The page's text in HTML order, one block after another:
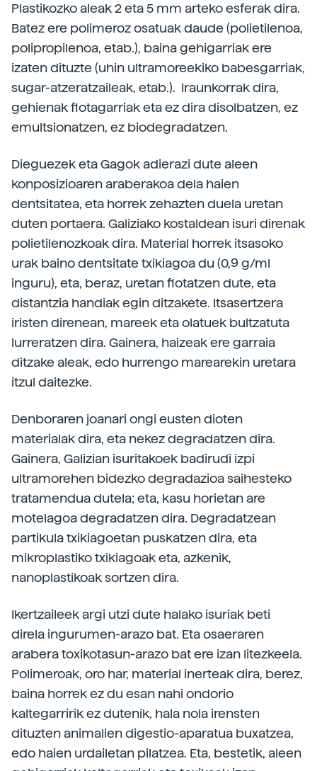
Plastikozko aleak 2 eta 5 mm arteko esferak dira.
Batez ere polimeroz osatuak daude (polietilenoa,
polipropilenoa, etab.), baina gehigarriak ere
izaten dituzte (uhin ultramoreekiko babesgarriak,
sugar-atzeratzaileak, etab.). Iraunkorrak dira,
gehienak flotagarriak eta ez dira disolbatzen, ez
emultsionatzen, ez biodegradatzen.
Dieguezek eta Gagok adierazi dute aleen
konposizioaren araberakoa dela haien
dentsitatea, eta horrek zehazten duela uretan
duten portaera. Galiziako kostaldean isuri direnak
polietilenozkoak dira. Material horrek itsasoko
urak baino dentsitate txikiagoa du (0,9 g/ml
inguru), eta, beraz, uretan flotatzen dute, eta
distantzia handiak egin ditzakete. Itsasertzera
iristen direnean, mareek eta olatuek bultzatuta
lurreratzen dira. Gainera, haizeak ere garraia
ditzake aleak, edo hurrengo marearekin uretara
itzul daitezke.
Denboraren joanari ongi eusten dioten
materialak dira, eta nekez degradatzen dira.
Gainera, Galizian isuritakoek badirudi izpi
ultramorehen bidezko degradazioa saihesteko
tratamendua dutela; eta, kasu horietan are
motelagoa degradatzen dira. Degradatzean
partikula txikiagoetan puskatzen dira, eta
mikroplastiko txikiagoak eta, azkenik,
nanoplastikoak sortzen dira.
Ikertzaileek argi utzi dute halako isuriak beti
direla ingurumen-arazo bat. Eta osaeraren
arabera toxikotasun-arazo bat ere izan litezkeela.
Polimeroak, oro har, material inerteak dira, berez,
baina horrek ez du esan nahi ondorio
kaltegarririk ez dutenik, hala nola irensten
dituzten animalien digestio-aparatua buxatzea,
edo haien urdailetan pilatzea. Eta, bestetik, aleen